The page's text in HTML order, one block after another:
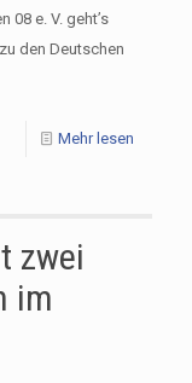
08 e. V. geht’s
den Deutschen
Mehr lesen
zwei
im